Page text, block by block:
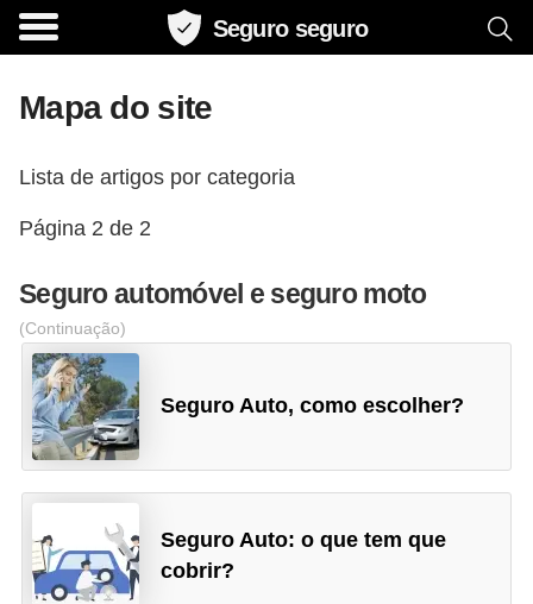
Seguro seguro
Mapa do site
Lista de artigos por categoria
Página 2 de 2
Seguro automóvel e seguro moto
(Continuação)
Seguro Auto, como escolher?
Seguro Auto: o que tem que
cobrir?
C
m
a
r
t
i
v
o
d
e
e
g